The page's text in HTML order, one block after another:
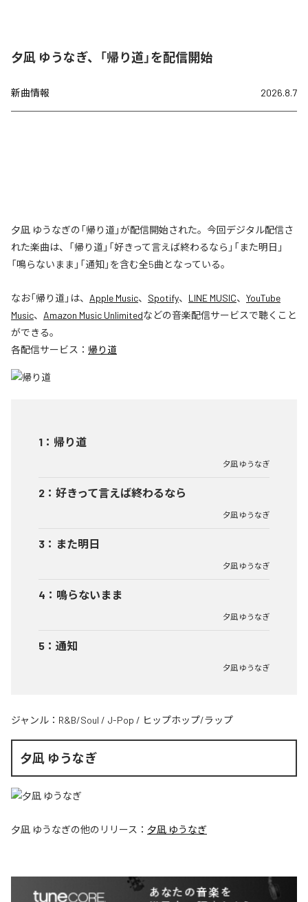
夕凪 ゆうなぎ、「帰り道」を配信開始
新曲情報 2026.8.7
夕凪 ゆうなぎの「帰り道」が配信開始された。今回デジタル配信さ
れた楽曲は、「帰り道」「好きって言えば終わるなら」「また明日」
「鳴らないまま」「通知」を含む全5曲となっている。
なお「帰り道」は、 Apple Music、 Spotify、 LINE MUSIC、 YouTube
Music、 Amazon Music Unlimitedなどの音楽配信サービスで聴くこと
ができる。
各配信サービス： 帰り道
1 ： 帰り道
夕凪 ゆうなぎ
2 ： 好きって言えば終わるなら
夕凪 ゆうなぎ
3 ： また明日
夕凪 ゆうなぎ
4 ： 鳴らないまま
夕凪 ゆうなぎ
5 ： 通知
夕凪 ゆうなぎ
ジャンル： R&B/Soul / J-Pop / ヒップホップ/ラップ
夕凪 ゆうなぎ
夕凪 ゆうなぎの他のリリース： 夕凪 ゆうなぎ